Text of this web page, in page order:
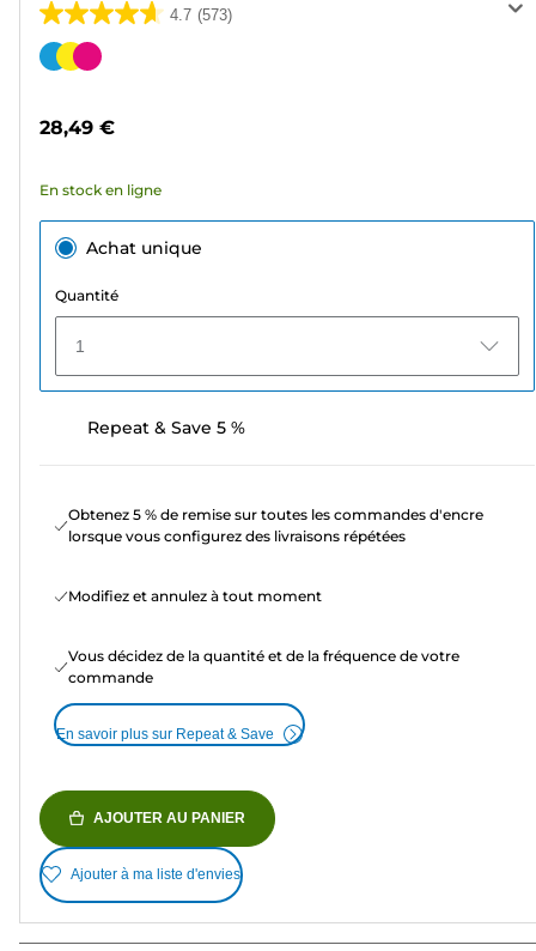
4.7 (573)
4.7
sur
573
Cartouche
28,49 €
En stock en ligne
Achat unique
Quantité
1
Repeat & Save 5 %
Obtenez 5 % de remise sur toutes les commandes d'encre
lorsque vous configurez des livraisons répétées
Modifiez et annulez à tout moment
Vous décidez de la quantité et de la fréquence de votre
commande
En savoir plus sur Repeat & Save
AJOUTER AU PANIER
Ajouter à ma liste d'envies